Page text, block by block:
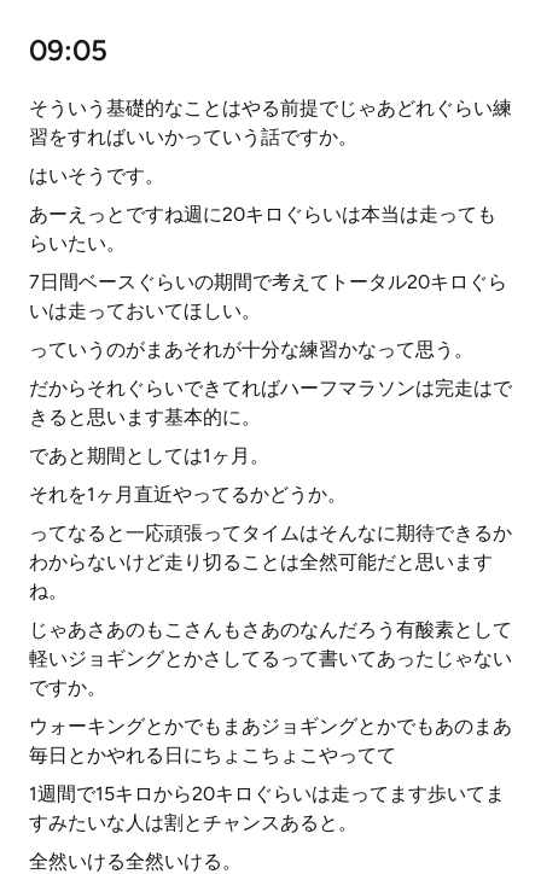
09:05
そういう基礎的なことはやる前提でじゃあどれぐらい練
習をすればいいかっていう話ですか。
はいそうです。
あーえっとですね週に20キロぐらいは本当は走っても
らいたい。
7日間ベースぐらいの期間で考えてトータル20キロぐら
いは走っておいてほしい。
っていうのがまあそれが十分な練習かなって思う。
だからそれぐらいできてればハーフマラソンは完走はで
きると思います基本的に。
であと期間としては1ヶ月。
それを1ヶ月直近やってるかどうか。
ってなると一応頑張ってタイムはそんなに期待できるか
わからないけど走り切ることは全然可能だと思います
ね。
じゃあさあのもこさんもさあのなんだろう有酸素として
軽いジョギングとかさしてるって書いてあったじゃない
ですか。
ウォーキングとかでもまあジョギングとかでもあのまあ
毎日とかやれる日にちょこちょこやってて
1週間で15キロから20キロぐらいは走ってます歩いてま
すみたいな人は割とチャンスあると。
全然いける全然いける。